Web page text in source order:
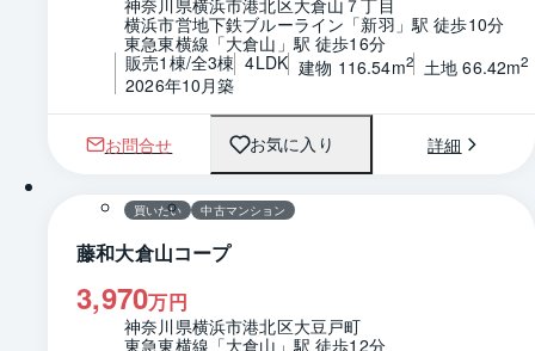
横浜市営地下鉄ブルーライン「新羽」駅 徒歩10分
東急東横線「大倉山」駅 徒歩16分
販売1棟/全3棟 4LDK 建物 116.54m2 土地 66.42m2
2026年10月築
お問合せ お気に入り 詳細
1 / 0 間取り
買いたい 中古マンション
藤和大倉山コープ
3,970万円
神奈川県横浜市港北区大豆戸町
東急東横線「大倉山」駅 徒歩12分